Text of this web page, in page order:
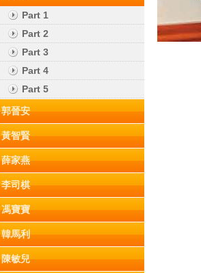
Part 1
Part 2
Part 3
Part 4
Part 5
郭晉安
黃智賢
薛家燕
李司棋
馮寶寶
韓馬利
陳敏兒